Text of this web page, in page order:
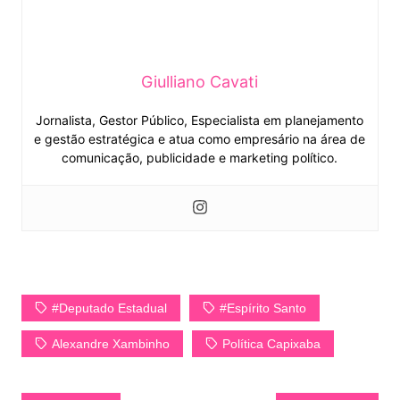
Giulliano Cavati
Jornalista, Gestor Público, Especialista em planejamento
e gestão estratégica e atua como empresário na área de
comunicação, publicidade e marketing político.
#Deputado Estadual #Espírito Santo
Alexandre Xambinho Política Capixaba